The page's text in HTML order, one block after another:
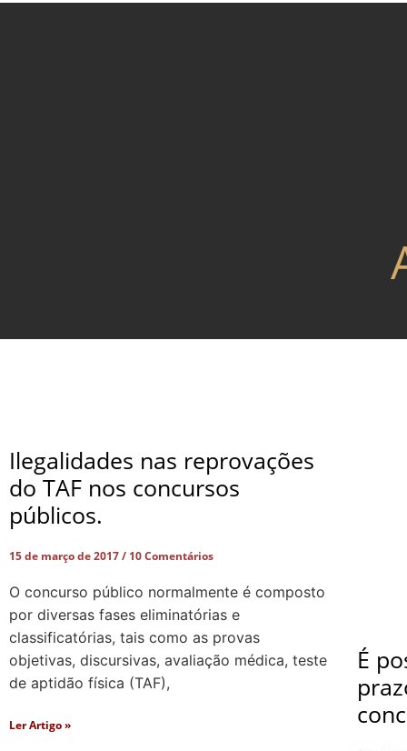
Ilegalidades nas reprovações
do TAF nos concursos
públicos.
15 de março de 2017 10 Comentários
O concurso público normalmente é composto
por diversas fases eliminatórias e
classificatórias, tais como as provas
objetivas, discursivas, avaliação médica, teste
de aptidão física (TAF),
Ler Artigo »
É